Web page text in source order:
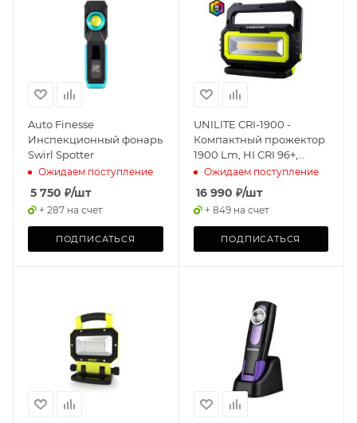
Auto Finesse
Инспекционный фонарь
Swirl Spotter
Ожидаем поступление
5 750 ₽/шт
+ 287 на счет
ПОДПИСАТЬСЯ
UNILITE CRI-1900 -
Компактный прожектор
1900 Lm, HI CRI 96+,
2700- 6500 K, 5000 mAh,
Ожидаем поступление
16 990 ₽/шт
+ 849 на счет
ПОДПИСАТЬСЯ